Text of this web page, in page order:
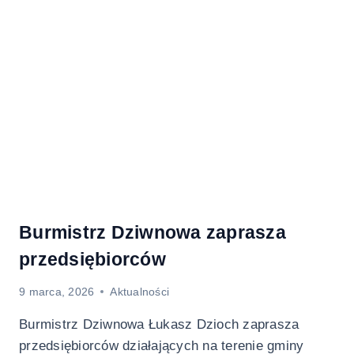
Burmistrz Dziwnowa zaprasza
przedsiębiorców
9 marca, 2026 Aktualności
Burmistrz Dziwnowa Łukasz Dzioch zaprasza
przedsiębiorców działających na terenie gminy